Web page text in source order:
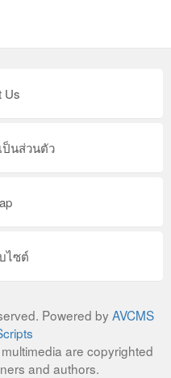
Us
ป็นส่วนตัว
ไซต์
Powered by AVCMS
are copyrighted
and authors.